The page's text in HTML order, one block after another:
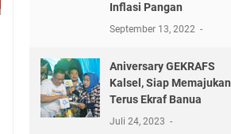
Inflasi Pangan
September 13, 2022
Aniversary GEKRAFS
Kalsel, Siap Memajukan
Terus Ekraf Banua
Juli 24, 2023